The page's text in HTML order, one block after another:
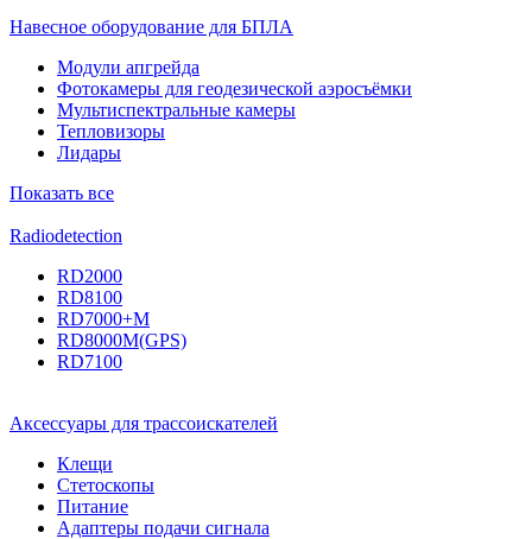
Навесное оборудование для БПЛА
Модули апгрейда
Фотокамеры для геодезической аэросъёмки
Мультиспектральные камеры
Тепловизоры
Лидары
Показать все
Radiodetection
RD2000
RD8100
RD7000+M
RD8000M(GPS)
RD7100
Аксессуары для трассоискателей
Клещи
Стетоскопы
Питание
Адаптеры подачи сигнала